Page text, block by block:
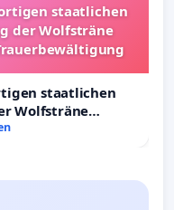
staatlichen
der Wolfsträne
staatlichen
Wolfsträne